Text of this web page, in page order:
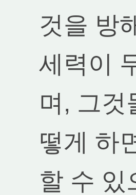
것을 방
세력이
며, 그것
떻게 하
할 수 있